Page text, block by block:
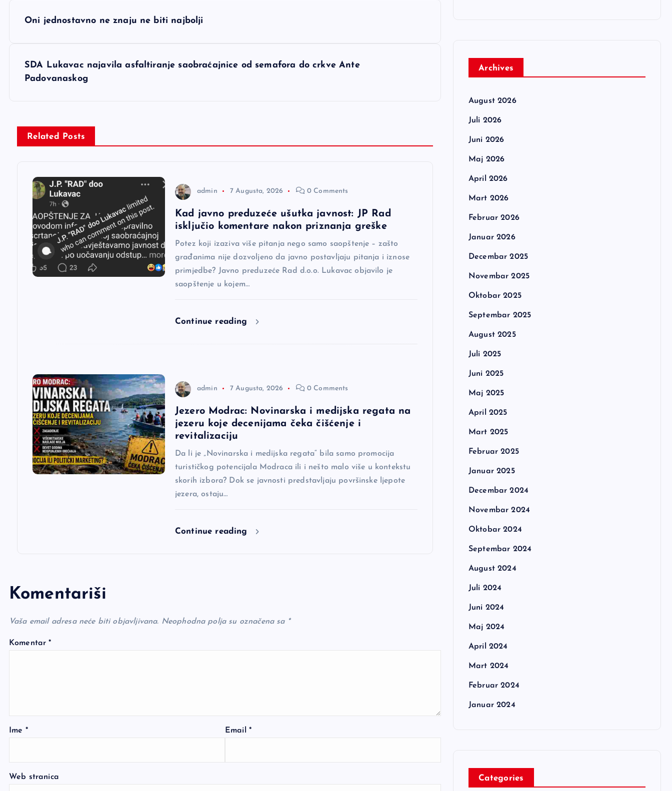
N
g
a
Oni jednostavno ne znaju ne biti najbolji
SDA Lukavac najavila asfaltiranje saobraćajnice od semafora do crkve Ante
Padovanaskog
Related Posts
admin 7 Augusta, 2026 0 Comments
Kad javno preduzeće ušutka javnost: JP Rad
isključio komentare nakon priznanja greške
Potez koji izaziva više pitanja nego samo saopštenje – zašto
građanima nije dozvoljeno da javno postavljaju pitanja i iznose
primjedbe? Javno preduzeće Rad d.o.o. Lukavac objavilo je
saopštenje u kojem…
Continue reading
admin 7 Augusta, 2026 0 Comments
Jezero Modrac: Novinarska i medijska regata na
jezeru koje decenijama čeka čišćenje i
revitalizaciju
Da li je „Novinarska i medijska regata“ bila samo promocija
turističkog potencijala Modraca ili i nešto malo više u kontekstu
skorih izbora? Dok se javnosti predstavljaju površinske ljepote
jezera, ostaju…
Continue reading
Komentariši
Vaša email adresa neće biti objavljivana. Neophodna polja su označena sa *
Komentar*
Ime * Email *
Web stranica
Archives
August 2026
Juli 2026
Juni 2026
Maj 2026
April 2026
Mart 2026
Februar 2026
Januar 2026
Decembar 2025
Novembar 2025
Oktobar 2025
Septembar 2025
August 2025
Juli 2025
Juni 2025
Maj 2025
April 2025
Mart 2025
Februar 2025
Januar 2025
Decembar 2024
Novembar 2024
Oktobar 2024
Septembar 2024
August 2024
Juli 2024
Juni 2024
Maj 2024
April 2024
Mart 2024
Februar 2024
Januar 2024
Categories